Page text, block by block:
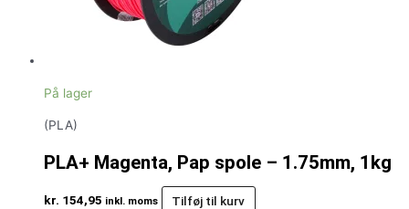
På lager
(PLA)
PLA+ Magenta, Pap spole – 1.75mm, 1kg
kr. 154,95 inkl. moms Tilføj til kurv